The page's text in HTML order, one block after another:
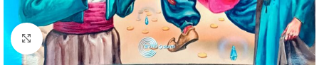
Click to enlarge